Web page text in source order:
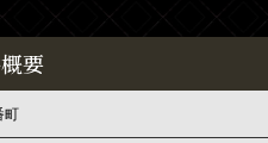
要
町